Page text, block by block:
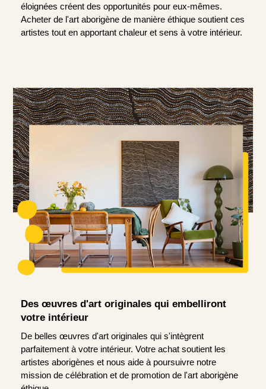
éloignées créent des opportunités pour eux-mêmes.
Acheter de l'art aborigène de manière éthique soutient ces
artistes tout en apportant chaleur et sens à votre intérieur.
Des œuvres d'art originales qui embelliront
votre intérieur
De belles œuvres d'art originales qui s'intègrent
parfaitement à votre intérieur. Votre achat soutient les
artistes aborigènes et nous aide à poursuivre notre
mission de célébration et de promotion de l'art aborigène